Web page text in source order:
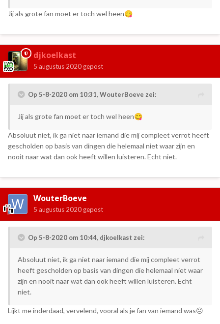
Jij als grote fan moet er toch wel heen😋
djkoelkast
5 augustus 2020 gepost
Op 5-8-2020 om 10:31, WouterBoeve zei:
Jij als grote fan moet er toch wel heen😋
Absoluut niet, ik ga niet naar iemand die mij compleet verrot heeft
gescholden op basis van dingen die helemaal niet waar zijn en
nooit naar wat dan ook heeft willen luisteren. Echt niet.
WouterBoeve
5 augustus 2020 gepost
Op 5-8-2020 om 10:44, djkoelkast zei:
Absoluut niet, ik ga niet naar iemand die mij compleet verrot
heeft gescholden op basis van dingen die helemaal niet waar
zijn en nooit naar wat dan ook heeft willen luisteren. Echt
niet.
Lijkt me inderdaad, vervelend, vooral als je fan van iemand was☹